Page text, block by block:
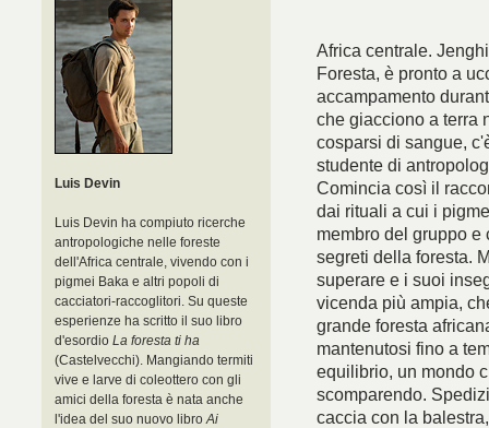
Luis Devin
Luis Devin ha compiuto ricerche
antropologiche nelle foreste
dell'Africa centrale, vivendo con i
pigmei Baka e altri popoli di
cacciatori-raccoglitori. Su queste
esperienze ha scritto il suo libro
d'esordio La foresta ti ha
(Castelvecchi). Mangiando termiti
vive e larve di coleottero con gli
amici della foresta è nata anche
l'idea del suo nuovo libroAi
Africa centrale.
Foresta, è pronto a
accampamento
che giacciono a terra
cosparsi di sangue,
studente di
Comincia così il
dai rituali a cui i
membro del gruppo
segreti della foresta.
superare e i suoi
vicenda più ampia,
grande foresta
mantenutosi fino a
equilibrio, un mondo
scomparendo.
caccia con la